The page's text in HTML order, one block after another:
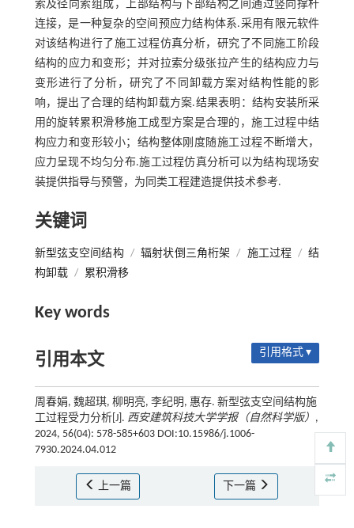
索及径向索组成，上部结构与下部结构之间通过竖向撑杆
连接，是一种复杂的空间预应力结构体系.采用有限元软件
对该结构进行了施工过程仿真分析，研究了不同施工阶段
结构的应力和变形；并对拉索分级张拉产生的结构应力与
变形进行了分析，研究了不同卸载方案对结构性能的影
响，提出了合理的结构卸载方案.结果表明：结构安装所采
用的旋转累积滑移施工成型方案是合理的，施工过程中结
构应力和变形较小；结构整体刚度随施工过程不断增大，
应力呈现不均匀分布.施工过程仿真分析可以为结构现场安
装提供指导与预警，为同类工程建造提供技术参考.
关键词
新型弦支空间结构 / 辐射状倒三角桁架 / 施工过程 / 结
构卸载 / 累积滑移
Key words
引用本文 引用格式 ▾
周春娟, 魏超琪, 柳明亮, 李纪明, 惠存. 新型弦支空间结构施
工过程受力分析[J]. 西安建筑科技大学学报（自然科学版） ,
2024, 56(04): 578-585+603 DOI:10.15986/j.1006-
7930.2024.04.012
上一篇 下一篇